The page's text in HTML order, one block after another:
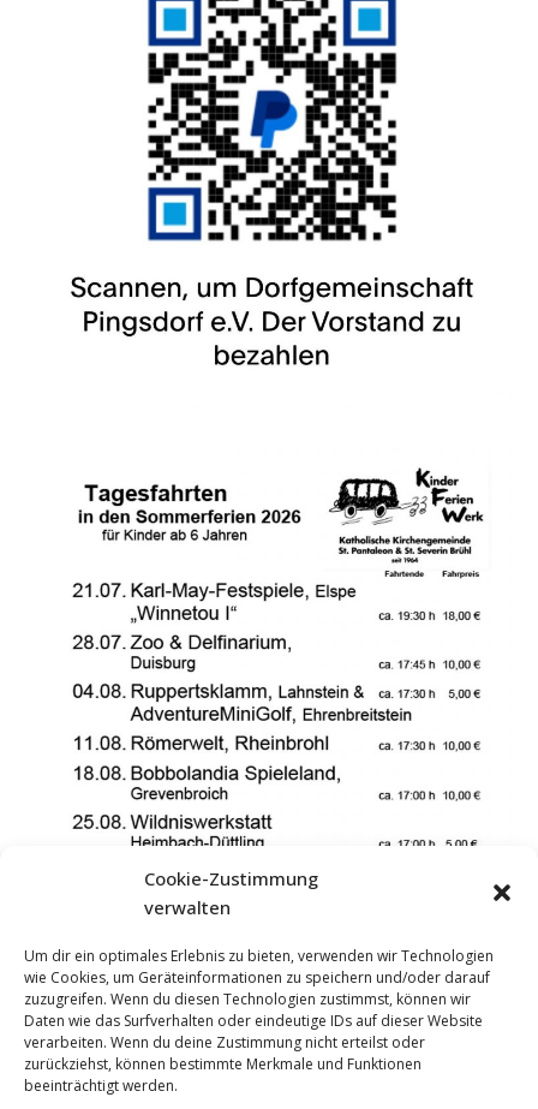
Cookie-Zustimmung
verwalten
Um dir ein optimales Erlebnis zu bieten, verwenden wir Technologien
wie Cookies, um Geräteinformationen zu speichern und/oder darauf
zuzugreifen. Wenn du diesen Technologien zustimmst, können wir
Daten wie das Surfverhalten oder eindeutige IDs auf dieser Website
verarbeiten. Wenn du deine Zustimmung nicht erteilst oder
zurückziehst, können bestimmte Merkmale und Funktionen
beeinträchtigt werden.